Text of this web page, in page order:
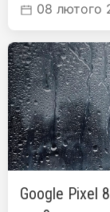
08 лютого
Google Pixel